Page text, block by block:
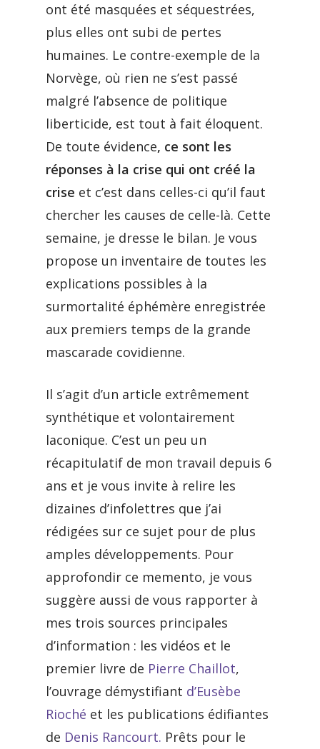
ont été masquées et séquestrées,
plus elles ont subi de pertes
humaines. Le contre-exemple de la
Norvège, où rien ne s’est passé
malgré l’absence de politique
liberticide, est tout à fait éloquent.
De toute évidence, ce sont les
réponses à la crise qui ont créé la
crise et c’est dans celles-ci qu’il faut
chercher les causes de celle-là. Cette
semaine, je dresse le bilan. Je vous
propose un inventaire de toutes les
explications possibles à la
surmortalité éphémère enregistrée
aux premiers temps de la grande
mascarade covidienne.
Il s’agit d’un article extrêmement
synthétique et volontairement
laconique. C’est un peu un
récapitulatif de mon travail depuis 6
ans et je vous invite à relire les
dizaines d’infolettres que j’ai
rédigées sur ce sujet pour de plus
amples développements. Pour
approfondir ce memento, je vous
suggère aussi de vous rapporter à
mes trois sources principales
d’information : les vidéos et le
premier livre de Pierre Chaillot,
l’ouvrage démystifiant d’Eusèbe
Rioché et les publications édifiantes
de Denis Rancourt. Prêts pour le